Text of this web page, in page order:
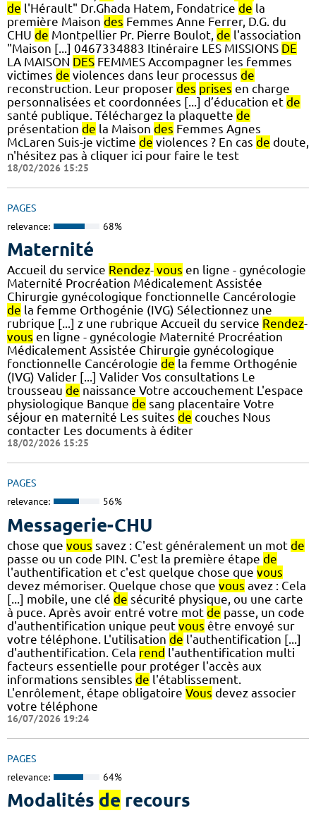
de l'Hérault" Dr.Ghada Hatem, Fondatrice de la
première Maison des Femmes Anne Ferrer, D.G. du
CHU de Montpellier Pr. Pierre Boulot, de l'association
"Maison [...] 0467334883 Itinéraire LES MISSIONS DE
LA MAISON DES FEMMES Accompagner les femmes
victimes de violences dans leur processus de
reconstruction. Leur proposer des prises en charge
personnalisées et coordonnées [...] d’éducation et de
santé publique. Téléchargez la plaquette de
présentation de la Maison des Femmes Agnes
McLaren Suis-je victime de violences ? En cas de doute,
n'hésitez pas à cliquer ici pour faire le test
18/02/2026 15:25
PAGES
relevance: 68%
Maternité
Accueil du service Rendez- vous en ligne - gynécologie
Maternité Procréation Médicalement Assistée
Chirurgie gynécologique fonctionnelle Cancérologie
de la femme Orthogénie (IVG) Sélectionnez une
rubrique [...] z une rubrique Accueil du service Rendez-
vous en ligne - gynécologie Maternité Procréation
Médicalement Assistée Chirurgie gynécologique
fonctionnelle Cancérologie de la femme Orthogénie
(IVG) Valider [...] Valider Vos consultations Le
trousseau de naissance Votre accouchement L'espace
physiologique Banque de sang placentaire Votre
séjour en maternité Les suites de couches Nous
contacter Les documents à éditer
18/02/2026 15:25
PAGES
relevance: 56%
Messagerie-CHU
chose que vous savez : C'est généralement un mot de
passe ou un code PIN. C'est la première étape de
l'authentification et c'est quelque chose que vous
devez mémoriser. Quelque chose que vous avez : Cela
[...] mobile, une clé de sécurité physique, ou une carte
à puce. Après avoir entré votre mot de passe, un code
d'authentification unique peut vous être envoyé sur
votre téléphone. L'utilisation de l'authentification [...]
d'authentification. Cela rend l'authentification multi
facteurs essentielle pour protéger l'accès aux
informations sensibles de l'établissement.
L'enrôlement, étape obligatoire Vous devez associer
votre téléphone
16/07/2026 19:24
PAGES
relevance: 64%
Modalités de recours